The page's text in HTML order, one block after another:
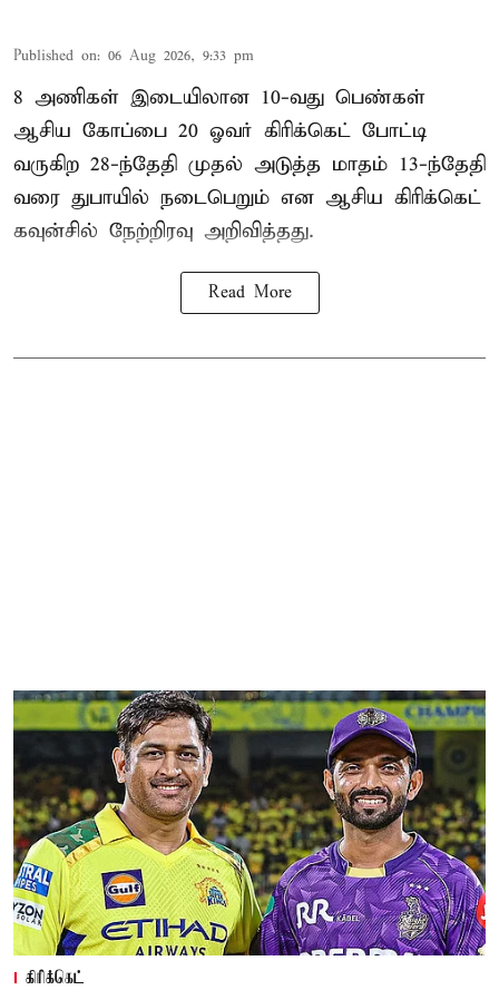
Published on: 06 Aug 2026, 9:33 pm
8 அணிகள் இடையிலான 10-வது பெண்கள்
ஆசிய கோப்பை 20 ஓவர் கிரிக்கெட் போட்டி
வருகிற 28-ந்தேதி முதல் அடுத்த மாதம் 13-ந்தேதி
வரை துபாயில் நடைபெறும் என ஆசிய கிரிக்கெட்
கவுன்சில் நேற்றிரவு அறிவித்தது.
Read More
கிரிக்கெட்